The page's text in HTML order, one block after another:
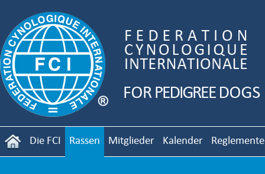
Die FCI Rassen Mitglieder Kalender Reglemente